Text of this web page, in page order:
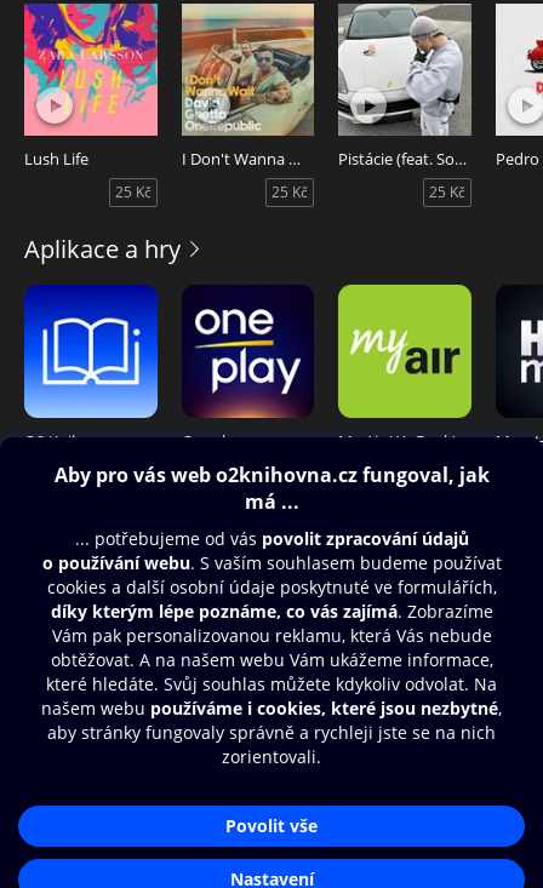
Lush Life
25 Kč
I Don't Wanna Wait
25 Kč
Pistácie (feat. Sofian Medjmedj)
25 Kč
Pedro
Aplikace a hry
O2 Knihovna Oneplay My Air (Air Bank)
Obsah ke stažení
Moje O2 Knihovna
Další zábava
© O2 Czech Republic a.s.
Přístupnost
Zásady zpracování osobních údajůAplikace O2 Knihovna
Čti a poslouchej své e-knihy a